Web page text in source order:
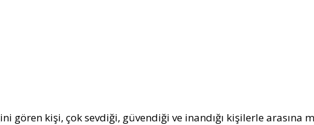
gören kişi, çok sevdiği, güvendiği ve inandığı kişilerle arasına